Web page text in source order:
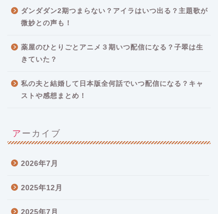
ダンダダン2期つまらない？アイラはいつ出る？主題歌が
微妙との声も！
薬屋のひとりごとアニメ３期いつ配信になる？子翠は生
きていた？
私の夫と結婚して日本版全何話でいつ配信になる？キャ
ストや感想まとめ！
アーカイブ
2026年7月
2025年12月
2025年7月